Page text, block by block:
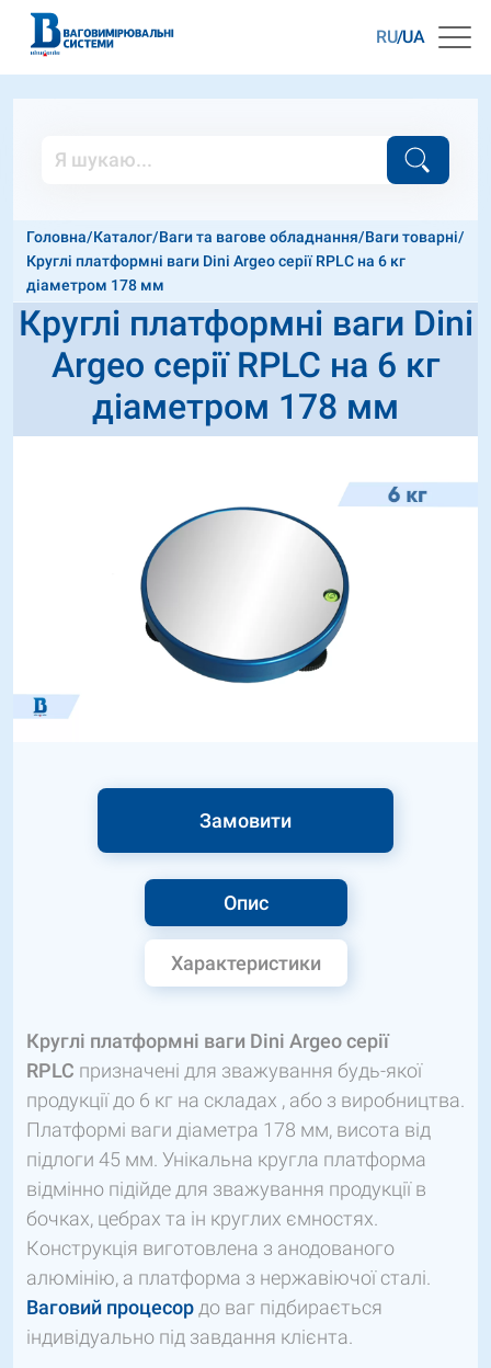
RU UA
Головна/Каталог/Ваги та вагове обладнання/Ваги товарні/
Круглі платформні ваги Dini Argeo серії RPLC на 6 кг
діаметром 178 мм
Круглі платформні ваги Dini
Argeo серії RPLC на 6 кг
діаметром 178 мм
Опис
Характеристики
Замовити
Круглі платформні ваги Dini Argeo серії
RPLC призначені для зважування будь-якої
продукції до 6 кг на складах , або з виробництва.
Платформі ваги діаметра 178 мм, висота від
підлоги 45 мм. Унікальна кругла платформа
відмінно підійде для зважування продукції в
бочках, цебрах та ін круглих ємностях.
Конструкція виготовлена ​​з анодованого
алюмінію, а платформа з нержавіючої сталі.
Ваговий процесордо ваг підбирається
індивідуально під завдання клієнта.